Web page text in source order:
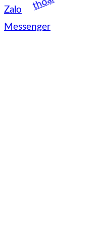
Zalo
Messenger